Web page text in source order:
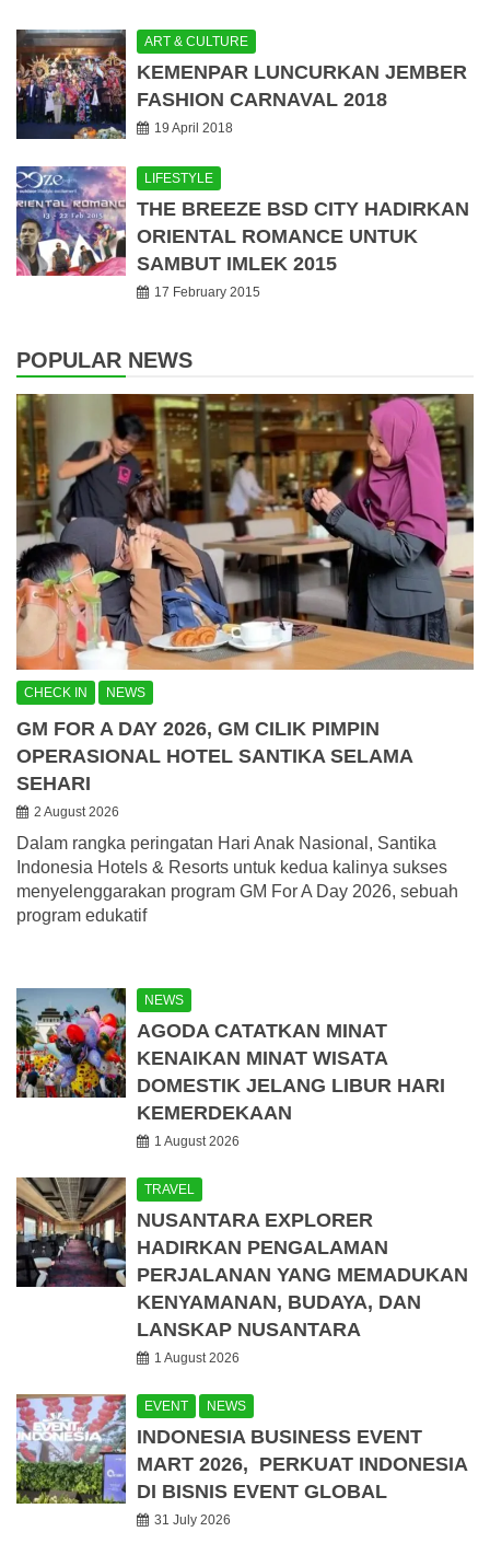
ART & CULTURE
KEMENPAR LUNCURKAN JEMBER
FASHION CARNAVAL 2018
19 April 2018
LIFESTYLE
THE BREEZE BSD CITY HADIRKAN
ORIENTAL ROMANCE UNTUK
SAMBUT IMLEK 2015
17 February 2015
POPULAR NEWS
CHECK IN NEWS
GM FOR A DAY 2026, GM CILIK PIMPIN
OPERASIONAL HOTEL SANTIKA SELAMA
SEHARI
2 August 2026
Dalam rangka peringatan Hari Anak Nasional, Santika
Indonesia Hotels & Resorts untuk kedua kalinya sukses
menyelenggarakan program GM For A Day 2026, sebuah
program edukatif
NEWS
AGODA CATATKAN MINAT
KENAIKAN MINAT WISATA
DOMESTIK JELANG LIBUR HARI
KEMERDEKAAN
1 August 2026
TRAVEL
NUSANTARA EXPLORER
HADIRKAN PENGALAMAN
PERJALANAN YANG MEMADUKAN
KENYAMANAN, BUDAYA, DAN
LANSKAP NUSANTARA
1 August 2026
EVENT NEWS
INDONESIA BUSINESS EVENT
MART 2026, PERKUAT INDONESIA
DI BISNIS EVENT GLOBAL
31 July 2026